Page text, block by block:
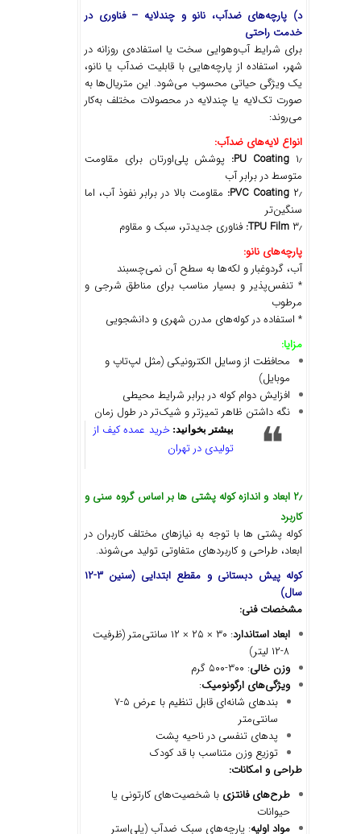
د) پارچههای ضدآب، نانو و چندلایه –فناوری در
خدمت راحتی
برای شرایط آب‌وهوایی سخت یا استفاده‌ی روزانه در
شهر، استفاده از پارچه‌هایی با قابلیت ضدآب یا نانو،
یک ویژگی حیاتی محسوب می‌شود. این متریال‌ها به
صورت تک‌لایه یا چندلایه در محصولات مختلف به‌کار
می‌روند:
انواع لایههای ضدآب:
۱٫ PU Coating: پوشش پلی‌اورتان برای مقاومت
متوسط در برابر آب
۲٫ PVC Coating: مقاومت بالا در برابر نفوذ آب، اما
سنگین‌تر
۳٫ TPU Film: فناوری جدیدتر، سبک و مقاوم
پارچههای نانو:
آب، گردوغبار و لکه‌ها به سطح آن نمی‌چسبند
* تنفس‌پذیر و بسیار مناسب برای مناطق شرجی و
مرطوب
* استفاده در کوله‌های مدرن شهری و دانشجویی
مزایا:
محافظت از وسایل الکترونیکی (مثل لپ‌تاپ و
موبایل)
افزایش دوام کوله در برابر شرایط محیطی
نگه داشتن ظاهر تمیزتر و شیک‌تر در طول زمان
بیشتر بخوانید:خرید عمده کیف از
تولیدی در تهران
۲٫ ابعاد و اندازه کوله پشتی ها بر اساس گروه سنی و
کاربرد
کوله پشتی ها با توجه به نیازهای مختلف کاربران در
ابعاد، طراحی و کاربردهای متفاوتی تولید می‌شوند.
کوله پیش دبستانی و مقطع ابتدایی (سنین۳-۱۲
سال)
مشخصات فنی:
ابعاد استاندارد
: ۳۰ × ۲۵ × ۱۲ سانتی‌متر (ظرفیت
۸-۱۲ لیتر)
وزن خالی: ۳۰۰-۵۰۰ گرم
ویژگیهای ارگونومیک:
بندهای شانه‌ای قابل تنظیم با عرض ۵-۷
سانتی‌متر
پدهای تنفسی در ناحیه پشت
توزیع وزن متناسب با قد کودک
طراحی و امکانات:
طرحهای فانتزی با شخصیت‌های کارتونی یا
حیوانات
مواد اولیه: پارچه‌های سبک ضدآب (پلی‌استر